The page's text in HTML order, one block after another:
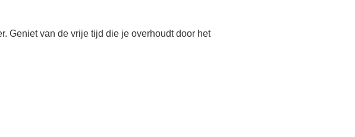
Geniet van de vrije tijd die je overhoudt door het